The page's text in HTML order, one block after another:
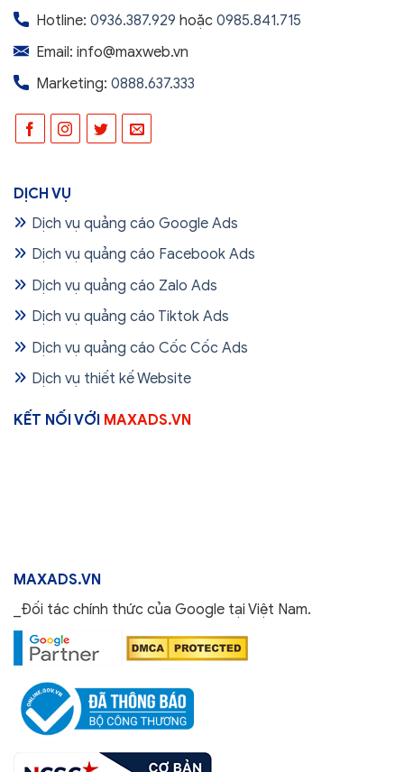
Hotline: 0936.387.929 hoặc 0985.841.715
Email: info@maxweb.vn
Marketing: 0888.637.333
DỊCH VỤ
Dịch vụ quảng cáo Google Ads
Dịch vụ quảng cáo Facebook Ads
Dịch vụ quảng cáo Zalo Ads
Dịch vụ quảng cáo Tiktok Ads
Dịch vụ quảng cáo Cốc Cốc Ads
Dịch vụ thiết kế Website
KẾT NỐI VỚI MAXADS.VN
MAXADS.VN
_Đối tác chính thức của Google tại Việt Nam.